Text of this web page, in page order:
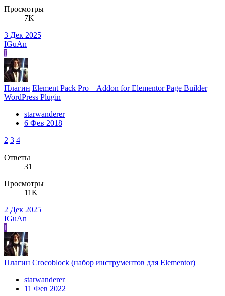
Просмотры
7K
3 Дек 2025
IGuAn
I
Плагин Element Pack Pro – Addon for Elementor Page Builder
WordPress Plugin
starwanderer
6 Фев 2018
2 3 4
Ответы
31
Просмотры
11K
2 Дек 2025
IGuAn
I
Плагин Crocoblock (набор инструментов для Elementor)
starwanderer
11 Фев 2022